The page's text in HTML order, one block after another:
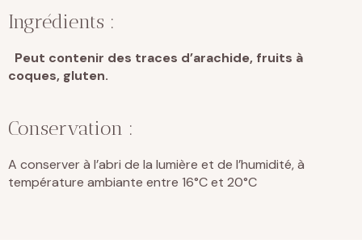
Ingrédients :
Peut contenir des traces d’arachide, fruits à
coques, gluten.
Conservation :
A conserver à l’abri de la lumière et de l’humidité, à
température ambiante entre 16°C et 20°C